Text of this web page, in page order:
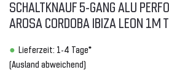
SCHALTKNAUF 5-GANG ALU
AROSA CORDOBA IBIZA LEON 1M
Lieferzeit: 1-4 Tage*
(Ausland abweichend)